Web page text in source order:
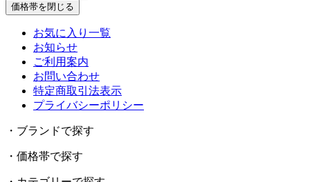
価格帯を閉じる
お気に入り一覧
お知らせ
ご利用案内
お問い合わせ
特定商取引法表示
プライバシーポリシー
・ブランドで探す
・価格帯で探す